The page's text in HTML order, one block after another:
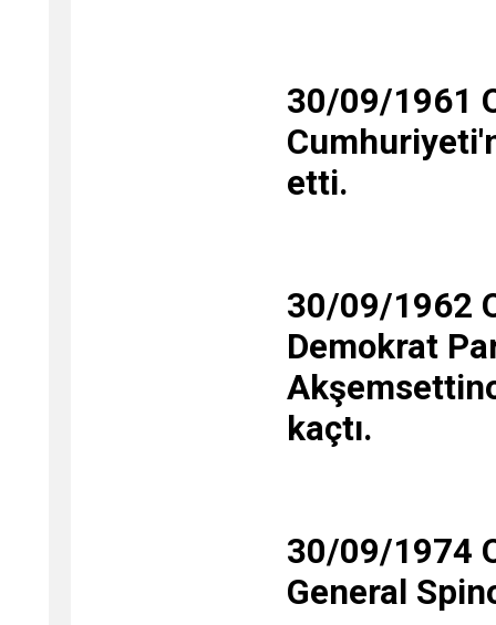
30/09/1961
etti.
30/09/1962
Demokrat
kaçtı.
30/09/1974
General